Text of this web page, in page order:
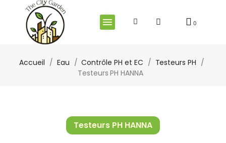
Accueil Eau Contrôle PH et EC
Testeurs PH
Testeurs PH HANNA
Testeurs PH HANNA